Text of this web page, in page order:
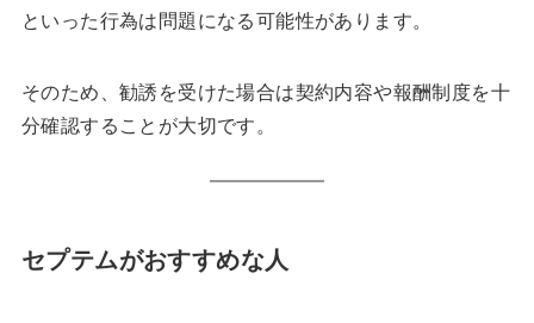
といった行為は問題になる可能性があります。
そのため、勧誘を受けた場合は契約内容や報酬制度を十
分確認することが大切です。
セプテムがおすすめな人